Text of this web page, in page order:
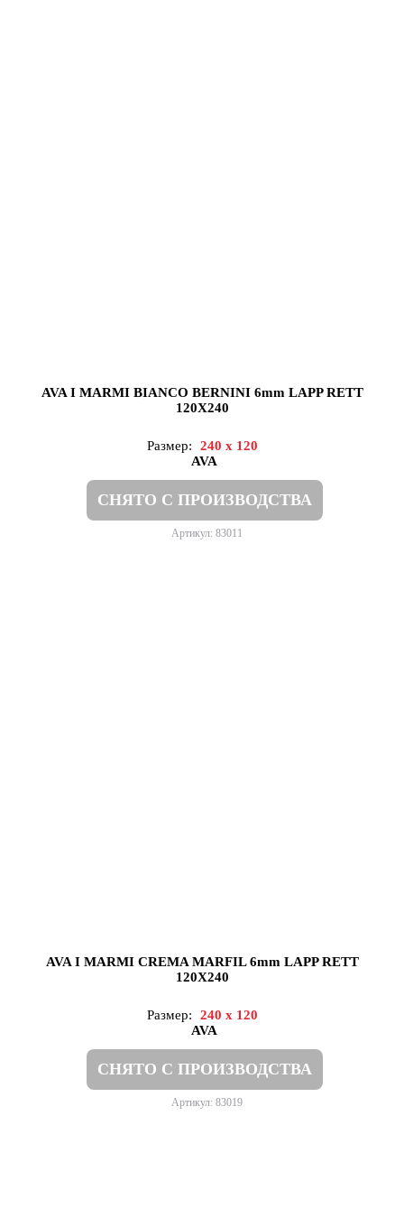
AVA I MARMI BIANCO BERNINI 6mm LAPP RETT
120X240
Размер:
240 x 120
AVA
СНЯТО С ПРОИЗВОДСТВА
Артикул: 83011
AVA I MARMI CREMA MARFIL 6mm LAPP RETT
120X240
Размер:
240 x 120
AVA
СНЯТО С ПРОИЗВОДСТВА
Артикул: 83019